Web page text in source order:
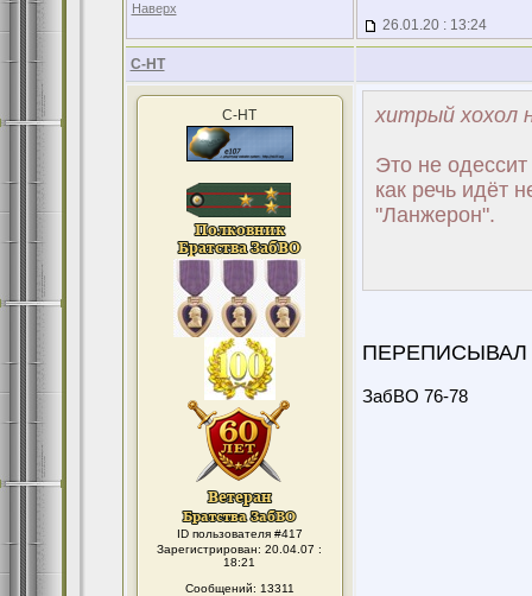
Наверх
26.01.20 : 13:24
С-НТ
С-НТ
ID пользователя #417
Зарегистрирован: 20.04.07 :
18:21
Сообщений: 13311
хитрый хохол
Это не
как речь идёт
"Ланжерон".
ПЕРЕПИСЫВАЛ
ЗабВО 76-78